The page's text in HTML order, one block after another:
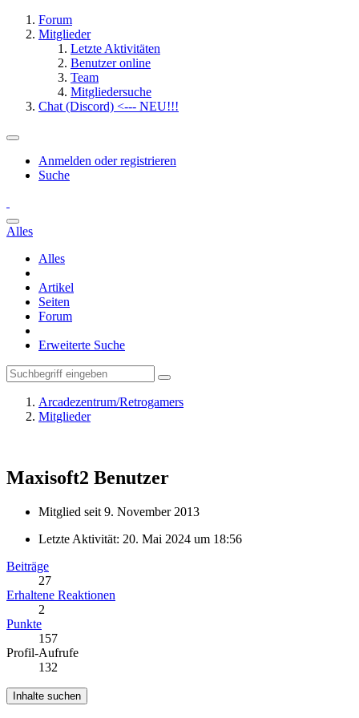
Forum
Mitglieder
Letzte Aktivitäten
Benutzer online
Team
Mitgliedersuche
Chat (Discord) <--- NEU!!!
Anmelden oder registrieren
Suche
Alles
Alles
Artikel
Seiten
Forum
Erweiterte Suche
Arcadezentrum/Retrogamers
Mitglieder
Maxisoft2 Benutzer
Mitglied seit 9. November 2013
Letzte Aktivität: 20. Mai 2024 um 18:56
Beiträge
27
Erhaltene Reaktionen
2
Punkte
157
Profil-Aufrufe
132
Inhalte suchen